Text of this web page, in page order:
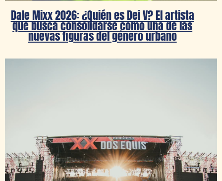
Dale Mixx 2026: ¿Quién es Dei V? El artista
que busca consolidarse como una de las
nuevas figuras del género urbano